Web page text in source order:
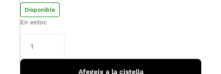
Disponible
En estoc
Afegeix a la cistella